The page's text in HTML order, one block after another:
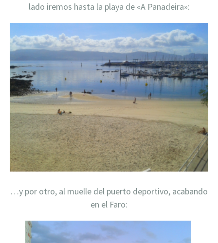
lado iremos hasta la playa de «A Panadeira»:
…y por otro, al muelle del puerto deportivo, acabando
en el Faro: